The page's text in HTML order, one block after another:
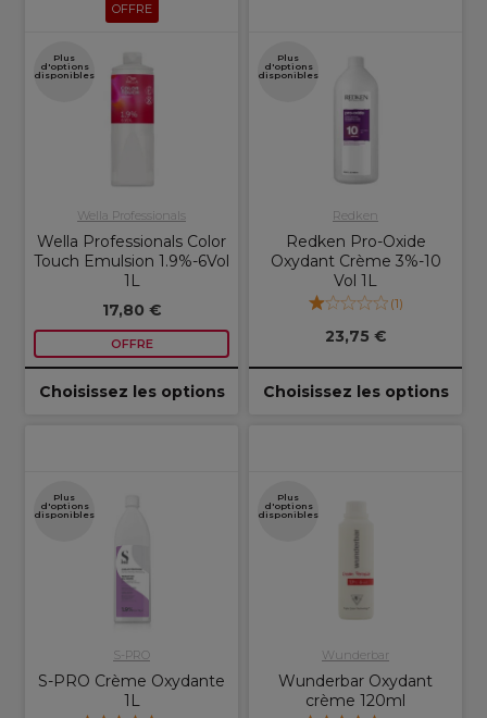
OFFRE
Plus
d'options
disponibles
Wella Professionals
Wella Professionals Color
Touch Emulsion 1.9%-6Vol
1L
17,80 €
OFFRE
Choisissez les options
Plus
d'options
disponibles
Redken
Redken Pro-Oxide
Oxydant Crème 3%-10
Vol 1L
(1)
23,75 €
Choisissez les options
Plus
d'options
disponibles
S-PRO
S-PRO Crème Oxydante
1L
Plus
d'options
disponibles
Wunderbar
Wunderbar Oxydant
crème 120ml